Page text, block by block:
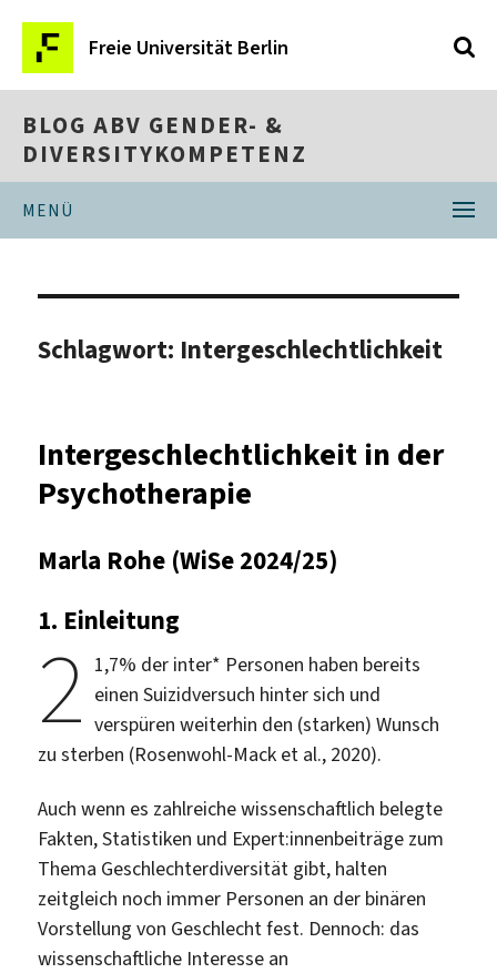
Freie Universität Berlin
BLOG ABV GENDER- &
DIVERSITYKOMPETENZ
MENÜ
Schlagwort: Intergeschlechtlichkeit
Intergeschlechtlichkeit in der
Psychotherapie
Marla Rohe (WiSe 2024/25)
1. Einleitung
2 1,7% der inter* Personen haben bereits
einen Suizidversuch hinter sich und
verspüren weiterhin den (starken) Wunsch
zu sterben (Rosenwohl-Mack et al., 2020).
Auch wenn es zahlreiche wissenschaftlich belegte
Fakten, Statistiken und Expert:innenbeiträge zum
Thema Geschlechterdiversität gibt, halten
zeitgleich noch immer Personen an der binären
Vorstellung von Geschlecht fest. Dennoch: das
wissenschaftliche Interesse an